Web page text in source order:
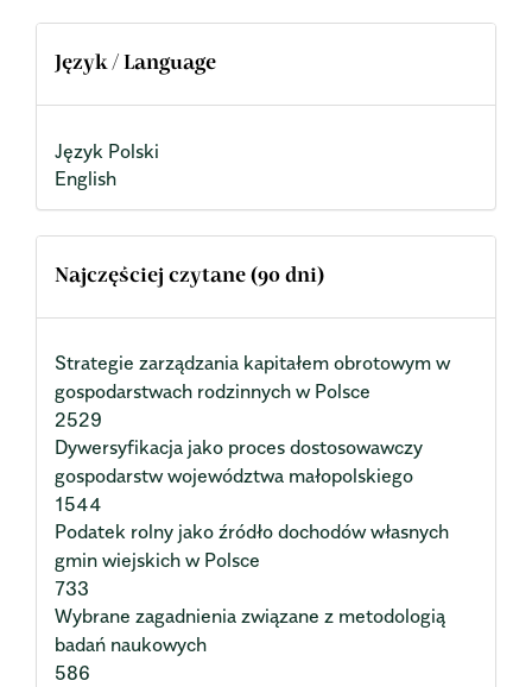
Język / Language
Język Polski
English
Najczęściej czytane (90 dni)
Strategie zarządzania kapitałem obrotowym w
gospodarstwach rodzinnych w Polsce
2529
Dywersyfikacja jako proces dostosowawczy
gospodarstw województwa małopolskiego
1544
Podatek rolny jako źródło dochodów własnych
gmin wiejskich w Polsce
733
Wybrane zagadnienia związane z metodologią
badań naukowych
586